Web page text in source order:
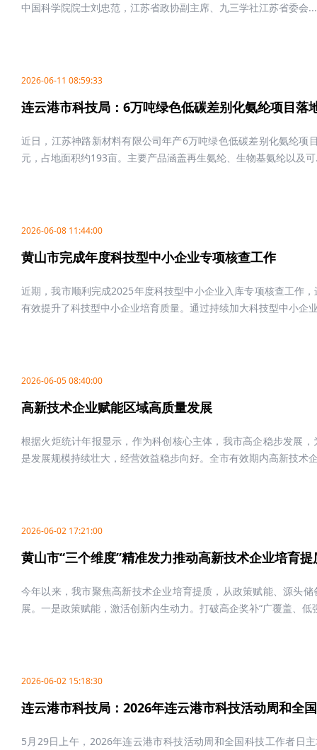
中国科学院院士刘忠范，江苏省政协副主席、九三学社江苏省委会...
2026-06-11 08:59:33
连云港市科技局：6万吨绿色低碳差别化氨纶项目落
近日，江苏神路新材料有限公司年产6万吨绿色低碳差别化氨纶项
元，占地面积约193亩。主要产品涵盖再生氨纶、生物基氨纶以及
2026-06-08 11:44:00
黄山市完成年度科技型中小企业专项核查工作
近期，我市顺利完成2025年度科技型中小企业入库专项核查工作
有效提升了科技型中小企业培育质量。通过持续加大科技型中小企
2026-06-05 08:40:00
高新技术企业赋能区域高质量发展
根据火炬统计年报显示，作为科创核心主体，我市高企稳步发展
是发展规模持续壮大，经营效益稳步向好。全市有效期内高新技术
2026-06-02 17:21:00
黄山市“三个维度”精准发力推动高新技术企业培育提
今年以来，我市聚焦高新技术企业培育提质，从政策赋能、源头
展。一是政策赋能，激活创新内生动力。打破高企奖补“广覆盖、低
2026-06-02 15:18:30
连云港市科技局：2026年连云港市科技活动周和全
5月29日上午，2026年连云港市科技活动周和全国科技工作者日